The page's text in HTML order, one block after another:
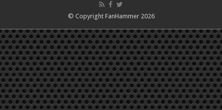
© Copyright FanHammer 2026